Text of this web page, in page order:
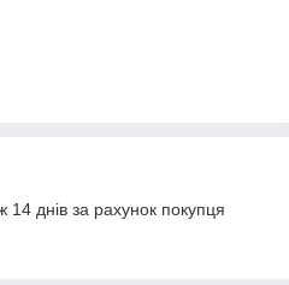
днів за рахунок покупця